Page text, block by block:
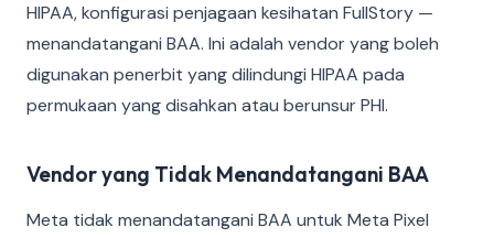
HIPAA, konfigurasi penjagaan kesihatan FullStory —
menandatangani BAA. Ini adalah vendor yang boleh
digunakan penerbit yang dilindungi HIPAA pada
permukaan yang disahkan atau berunsur PHI.
Vendor yang Tidak Menandatangani BAA
Meta tidak menandatangani BAA untuk Meta Pixel